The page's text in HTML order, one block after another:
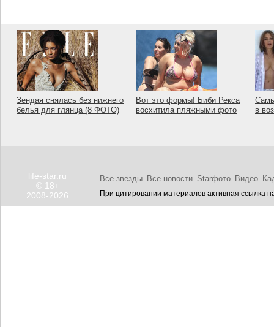
Зендая снялась без нижнего
белья для глянца (8 ФОТО)
Вот это формы! Биби Рекса
восхитила пляжными фото
в
life-star.ru
© 18+
2008-2026
Все звезды Все новости Starфото Видео
При цитировании материалов активная ссылка